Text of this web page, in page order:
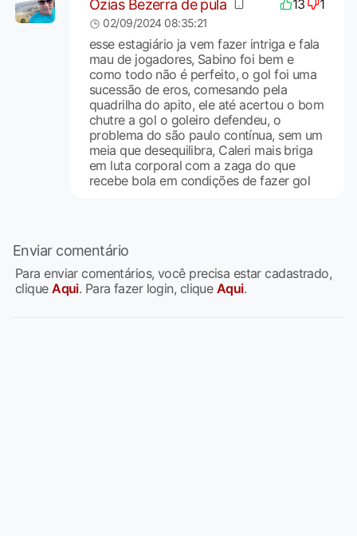
Ozias Bezerra de pula 13 1
02/09/2024 08:35:21
esse estagiário ja vem fazer intriga e fala
mau de jogadores, Sabino foi bem e
como todo não é perfeito, o gol foi uma
sucessão de eros, comesando pela
quadrilha do apito, ele até acertou o bom
chutre a gol o goleiro defendeu, o
problema do são paulo contínua, sem um
meia que desequilibra, Caleri mais briga
em luta corporal com a zaga do que
recebe bola em condições de fazer gol
Enviar comentário
Para enviar comentários, você precisa estar cadastrado,
cliqueAqui. Para fazer login, clique Aqui.